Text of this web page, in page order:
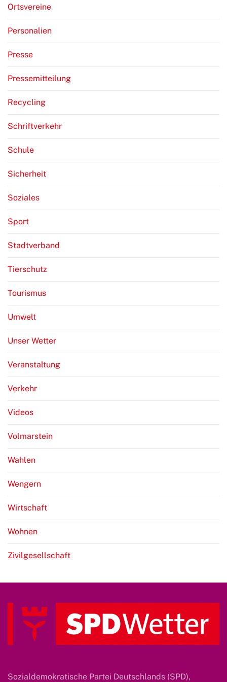
Ortsvereine
Personalien
Presse
Pressemitteilung
Recycling
Schriftverkehr
Schule
Sicherheit
Soziales
Sport
Stadtverband
Tierschutz
Tourismus
Umwelt
Unser Wetter
Veranstaltung
Verkehr
Videos
Volmarstein
Wahlen
Wengern
Wirtschaft
Wohnen
Zivilgesellschaft
Sozialdemokratische Partei Deutschlands (SPD),